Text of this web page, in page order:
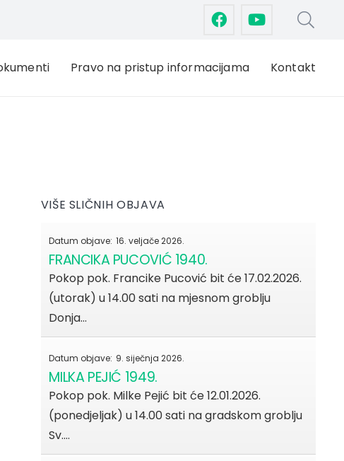
Pravo na pristup informacijama Kontakt
VIŠE SLIČNIH OBJAVA
Datum objave: 16. veljače 2026.
FRANCIKA PUCOVIĆ 1940.
Pokop pok. Francike Pucović bit će 17.02.2026.
(utorak) u 14.00 sati na mjesnom groblju
Donja…
Datum objave: 9. siječnja 2026.
MILKA PEJIĆ 1949.
Pokop pok. Milke Pejić bit će 12.01.2026.
(ponedjeljak) u 14.00 sati na gradskom groblju
Sv.…